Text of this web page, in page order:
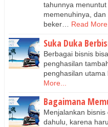
tahunnya
memenuhinya,
beker…
Read
Suka Duka
Berbagai bisnis
penghasilan
penghasilan utama
More...
Bagaimana
Menjalankan
dahulu, karena